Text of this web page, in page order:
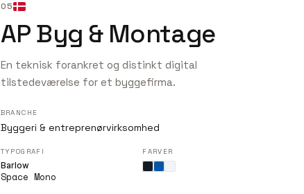
05
AP Byg & Montage
En teknisk forankret og distinkt digital
tilstedeværelse for et byggefirma.
BRANCHE
Byggeri & entreprenørvirksomhed
TYPOGRAFI
Barlow
Space Mono
FARVER